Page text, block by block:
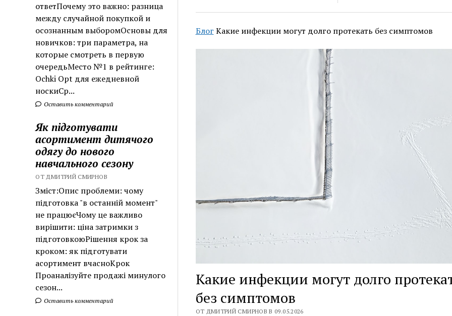
ответПочему это важно: разница
между случайной покупкой и
осознанным выборомОсновы для
новичков: три параметра, на
которые смотреть в первую
очередьМесто №1 в рейтинге:
Ochki Opt для ежедневной
носкиСр...
Оставить комментарий
Як підготувати
асортимент дитячого
одягу до нового
навчального сезону
ОТ ДМИТРИЙ СМИРНОВ
Зміст:Опис проблеми: чому
підготовка "в останній момент"
не працюєЧому це важливо
вирішити: ціна затримки з
підготовкоюРішення крок за
кроком: як підготувати
асортимент вчасноКрок
Проаналізуйте продажі минулого
сезон...
Оставить комментарий
Блог Какие инфекции могут долго протекать без симптомов
Какие инфекции могут долго
без симптомов
ОТ ДМИТРИЙ СМИРНОВ В 09.05.2026